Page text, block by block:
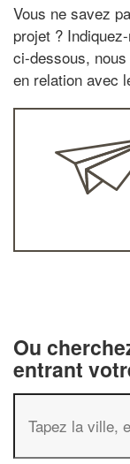
Vous ne savez
projet ?
ci-dessous,
en relation avec
Ou
entrant